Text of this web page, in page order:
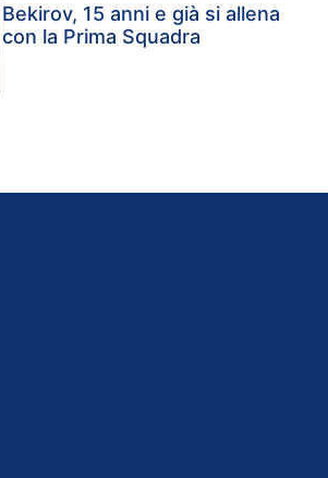
Bekirov, 15 anni e già si allena
con la Prima Squadra